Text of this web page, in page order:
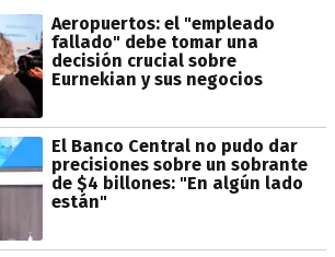
Aeropuertos: el "empleado
fallado" debe tomar una
decisión crucial sobre
Eurnekian y sus negocios
El Banco Central no pudo dar
precisiones sobre un sobrante
de $4 billones: "En algún lado
están"